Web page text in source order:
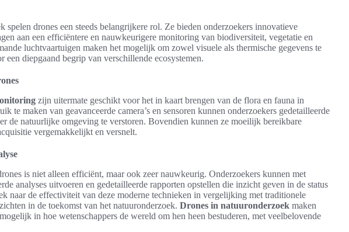
spelen drones een steeds belangrijkere rol. Ze bieden onderzoekers innovatieve
aan een efficiëntere en nauwkeurigere monitoring van biodiversiteit, vegetatie en
luchtvaartuigen maken het mogelijk om zowel visuele als thermische gegevens te
een diepgaand begrip van verschillende ecosystemen.
zijn uitermate geschikt voor het in kaart brengen van de flora en fauna in
te maken van geavanceerde camera’s en sensoren kunnen onderzoekers gedetailleerde
de natuurlijke omgeving te verstoren. Bovendien kunnen ze moeilijk bereikbare
vergemakkelijkt en versnelt.
is niet alleen efficiënt, maar ook zeer nauwkeurig. Onderzoekers kunnen met
analyses uitvoeren en gedetailleerde rapporten opstellen die inzicht geven in de status
naar de effectiviteit van deze moderne technieken in vergelijking met traditionele
in de toekomst van het natuuronderzoek. Drones in natuuronderzoek maken
in hoe wetenschappers de wereld om hen heen bestuderen, met veelbelovende